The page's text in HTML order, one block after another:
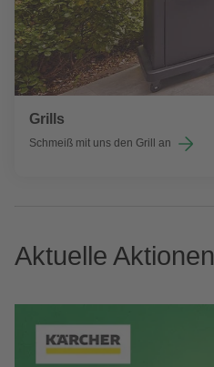
Grills
Schmeiß mit uns den Grill an
Aktuelle Aktionen